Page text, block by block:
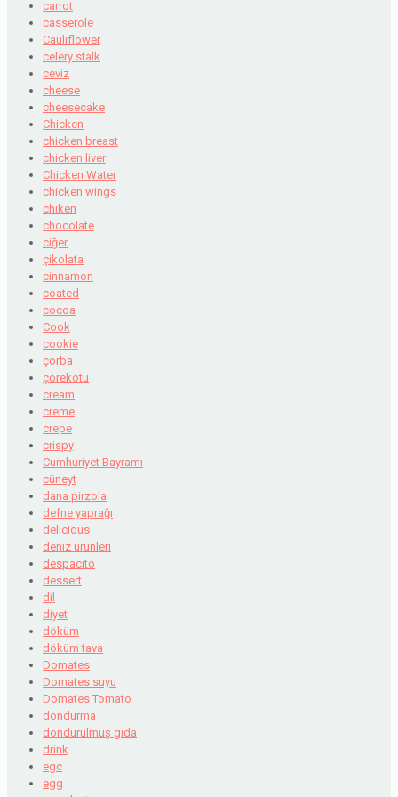
carrot
casserole
Cauliflower
celery stalk
ceviz
cheese
cheesecake
Chicken
chicken breast
chicken liver
Chicken Water
chicken wings
chiken
chocolate
ciğer
çikolata
cinnamon
coated
cocoa
Cook
cookie
çorba
çörekotu
cream
creme
crepe
crispy
Cumhuriyet Bayramı
cüneyt
dana pirzola
defne yaprağı
delicious
deniz ürünleri
despacito
dessert
dil
diyet
döküm
döküm tava
Domates
Domates suyu
Domates Tomato
dondurma
dondurulmuş gıda
drink
egc
egg